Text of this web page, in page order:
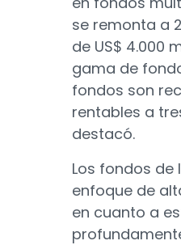
se remonta a
de US$ 4.000
gama de
fondos son
rentables a
destacó.
Los fondos de
enfoque de
en cuanto a